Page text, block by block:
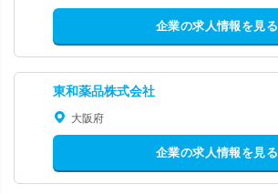
企業の求人情報を見る
東和薬品株式会社
大阪府
企業の求人情報を見る